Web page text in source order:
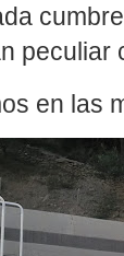
peculiar
en las